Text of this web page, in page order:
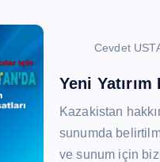
Cevdet
Yeni
Kazakistan
sunumda
ve sunum için